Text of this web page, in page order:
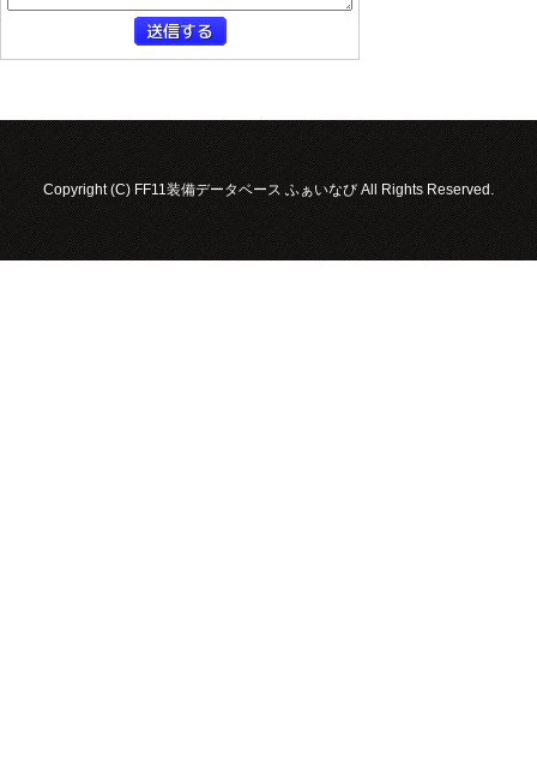
Copyright (C) FF11装備データベース ふぁいなび All Rights Reserved.